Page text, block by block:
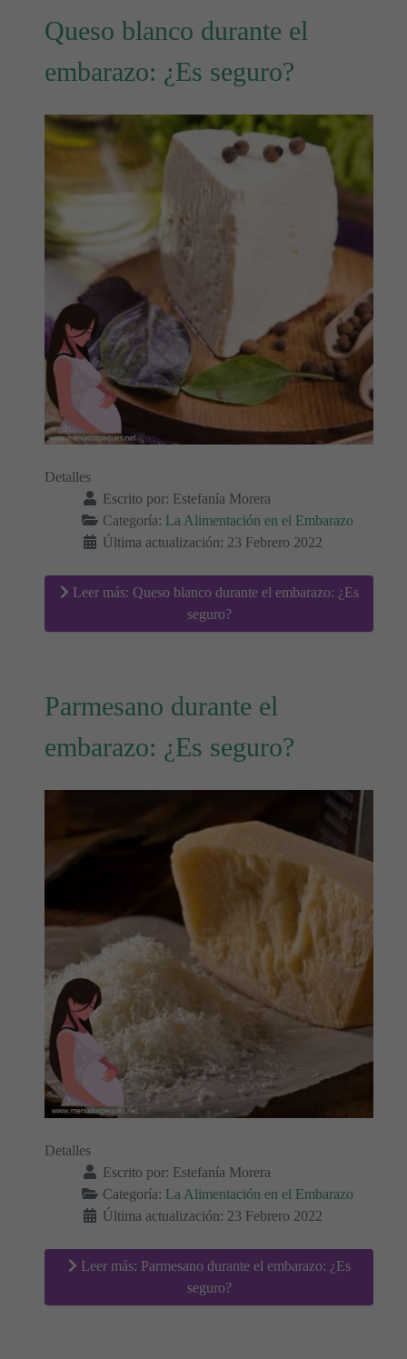
Queso blanco durante el
embarazo: ¿Es seguro?
Detalles
Escrito por: Estefanía Morera
Categoría: La Alimentación en el Embarazo
Última actualización: 23 Febrero 2022
Leer más: Queso blanco durante el embarazo: ¿Es
seguro?
Parmesano durante el
embarazo: ¿Es seguro?
Detalles
Escrito por: Estefanía Morera
Categoría: La Alimentación en el Embarazo
Última actualización: 23 Febrero 2022
Leer más: Parmesano durante el embarazo: ¿Es
seguro?